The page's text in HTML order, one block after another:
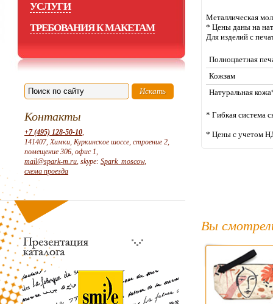
УСЛУГИ
ТРЕБОВАНИЯ К МАКЕТАМ
Контакты
+7 (495) 128-50-10,
141407, Химки, Куркинское шоссе, строение 2,
помещение 306, офис 1,
mail@spark-m.ru, skype: Spark_moscow,
схема проезда
Металлическая
* Цены даны на
Для изделий с
Полноцветная
Кожзам
Натуральная
* Гибкая система
* Цены с учетом
Вы